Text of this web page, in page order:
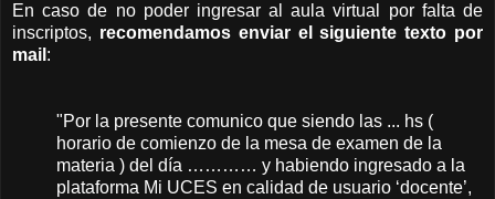
En caso de no poder ingresar al aula virtual por falta de
inscriptos, recomendamos enviar el siguiente texto por
mail :
"Por la presente comunico que siendo las ... hs (
horario de comienzo de la mesa de examen de la
materia ) del día ………… y habiendo ingresado a la
plataforma Mi UCES en calidad de usuario ‘docente’,